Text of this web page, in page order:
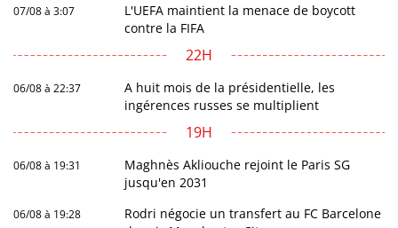
07/08 à 3:07
L'UEFA maintient la menace de boycott
contre la FIFA
22H
06/08 à 22:37
A huit mois de la présidentielle, les
ingérences russes se multiplient
19H
06/08 à 19:31
Maghnès Akliouche rejoint le Paris SG
jusqu'en 2031
06/08 à 19:28
Rodri négocie un transfert au FC Barcelone